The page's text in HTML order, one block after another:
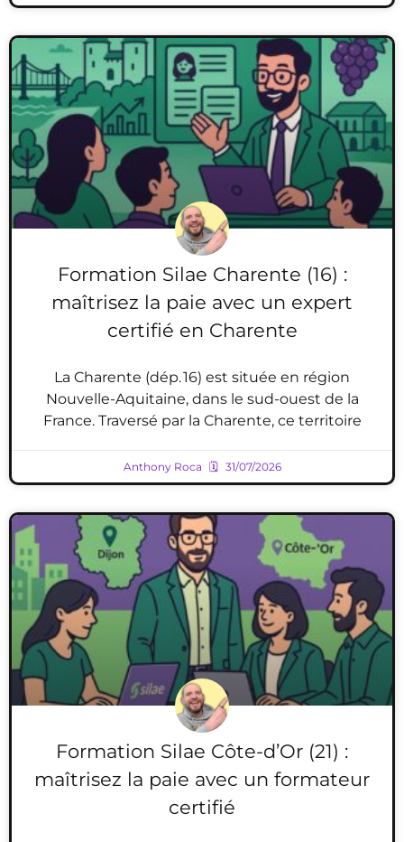
Formation Silae Charente (16) :
maîtrisez la paie avec un expert
certifié en Charente
La Charente (dép. 16) est située en région
Nouvelle-Aquitaine, dans le sud-ouest de la
France. Traversé par la Charente, ce territoire
Anthony Roca 31/07/2026
Formation Silae Côte-d’Or (21) :
maîtrisez la paie avec un formateur
certifié